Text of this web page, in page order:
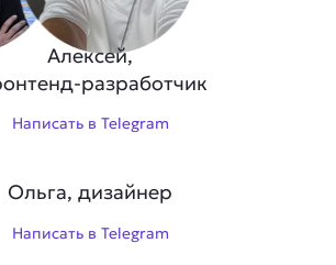
Алексей,
разработчик
Написать в Telegram
Ольга, дизайнер
Написать в Telegram